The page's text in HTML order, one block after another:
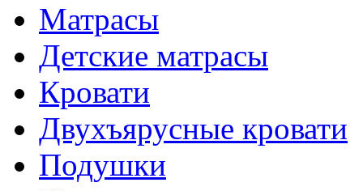
Матрасы
Детские матрасы
Кровати
Двухъярусные кровати
Подушки